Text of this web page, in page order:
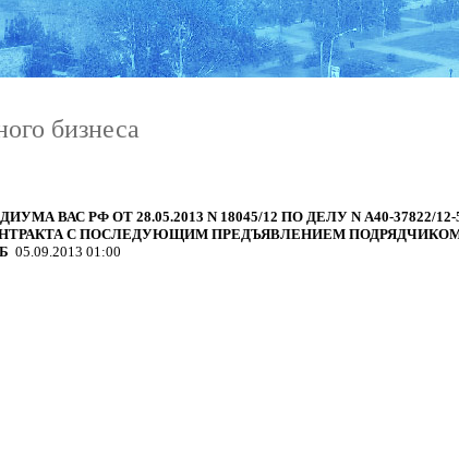
бизнеса
ВАС РФ ОТ 28.05.2013 N 18045/12 ПО ДЕЛУ N А40-
С ПОСЛЕДУЮЩИМ ПРЕДЪЯВЛЕНИЕМ
05.09.2013 01:00